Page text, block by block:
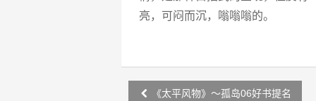
亮，可闷而沉，嗡嗡嗡的。
Post《太平风物》～孤岛06好书提名